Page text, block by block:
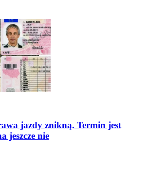
jazdy znikną. Termin jest
jeszcze nie